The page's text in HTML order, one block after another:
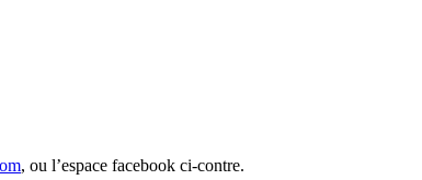
, ou l’espace facebook ci-contre.